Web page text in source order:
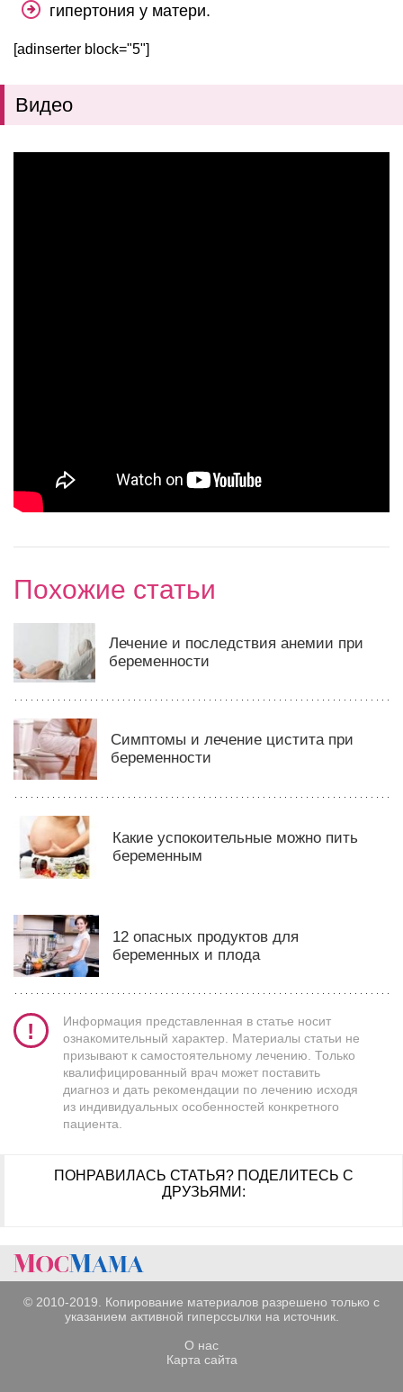
гипертония у матери.
[adinserter block="5"]
Видео
Похожие статьи
Лечение и последствия анемии при
беременности
Симптомы и лечение цистита при
беременности
Какие успокоительные можно пить
беременным
12 опасных продуктов для
беременных и плода
Информация представленная в статье носит
ознакомительный характер. Материалы статьи не
призывают к самостоятельному лечению. Только
квалифицированный врач может поставить
диагноз и дать рекомендации по лечению исходя
из индивидуальных особенностей конкретного
пациента.
ПОНРАВИЛАСЬ СТАТЬЯ? ПОДЕЛИТЕСЬ С
ДРУЗЬЯМИ:
© 2010-2019. Копирование материалов разрешено только с
указанием активной гиперссылки на источник.
О нас
Карта сайта